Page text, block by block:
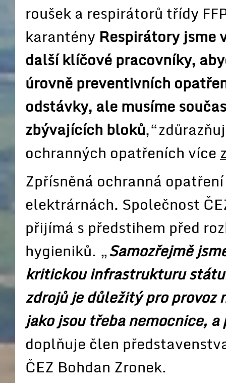
roušek a respirátorů třídy
karantény Respirátory jsme
další klíčové pracovníky,
úrovně preventivních
odstávky, ale musíme
zbývajících bloků
ochranných opatřeních více
Zpřísněná ochranná
elektrárnách. Společnost
přijímá s předstihem před
hygieniků. „Samozřejmě
kritickou infrastrukturu
zdrojů je důležitý pro
jako jsou třeba nemocnice,
doplňuje člen
ČEZ Bohdan Zronek.